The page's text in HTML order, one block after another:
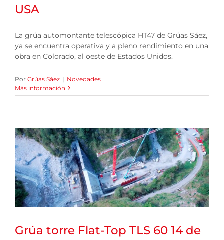
USA
La grúa automontante telescópica HT47 de Grúas Sáez,
ya se encuentra operativa y a pleno rendimiento en una
obra en Colorado, al oeste de Estados Unidos.
Por Grúas Sáez | Novedades
Más información
Grúa torre Flat-Top TLS 60 14 de